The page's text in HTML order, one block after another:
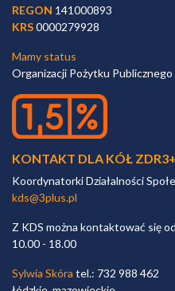
REGON 141000893
KRS0000279928
Mamy status
Organizacji Pożytku Publicznego
KONTAKT DLA KÓŁ ZDR3+
Koordynatorki Działalności
kds@3plus.pl
Z KDS można kontaktować się
10.00 - 18.00
Sylwia Skóra tel.: 732 988 462